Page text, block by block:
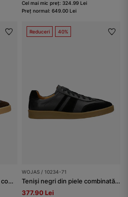
Cel mai mic preț: 324.99 Lei
Preț normal: 649.00 Lei
Teniși maro-închis din piele combinată bărbați
Reduceri 40%
WOJAS / 10234-71
Teniși negri din piele combinată și talpa plată bărbați
377.90 Lei